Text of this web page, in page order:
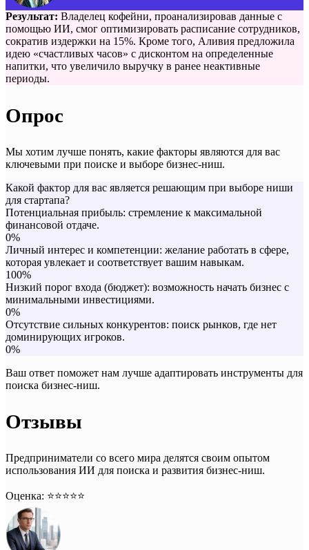
Результат: Владелец кофейни, проанализировав данные с
помощью ИИ, смог оптимизировать расписание сотрудников,
сократив издержки на 15%. Кроме того, Аливия предложила
идею «счастливых часов» с дисконтом на определенные
напитки, что увеличило выручку в ранее неактивные
периоды.
Опрос
Мы хотим лучше понять, какие факторы являются для вас
ключевыми при поиске и выборе бизнес-ниш.
Какой фактор для вас является решающим при выборе ниши
для стартапа?
Потенциальная прибыль: стремление к максимальной
финансовой отдаче.
0%
Личный интерес и компетенции: желание работать в сфере,
которая увлекает и соответствует вашим навыкам.
100%
Низкий порог входа (бюджет): возможность начать бизнес с
минимальными инвестициями.
0%
Отсутствие сильных конкурентов: поиск рынков, где нет
доминирующих игроков.
0%
Ваш ответ поможет нам лучше адаптировать инструменты для
поиска бизнес-ниш.
Отзывы
Предприниматели со всего мира делятся своим опытом
использования ИИ для поиска и развития бизнес-ниш.
Оценка: ⭐️⭐️⭐️⭐️⭐️